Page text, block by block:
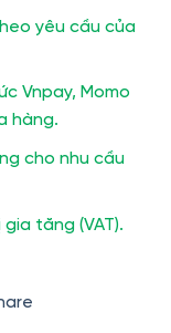
yêu cầu của
Vnpay, Momo
hàng.
cho nhu cầu
tăng (VAT).